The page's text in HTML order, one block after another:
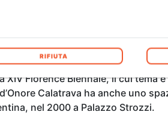
c’è anche una componente
di Dio»
XIV Florence Biennale, il cui
Calatrava ha anche uno
nel 2000 a Palazzo Strozzi.
RIFIUTA